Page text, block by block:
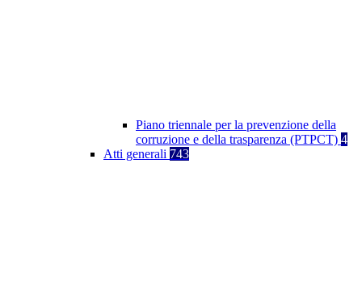
Piano triennale per la prevenzione della
corruzione e della trasparenza (PTPCT) 4
Atti generali 743